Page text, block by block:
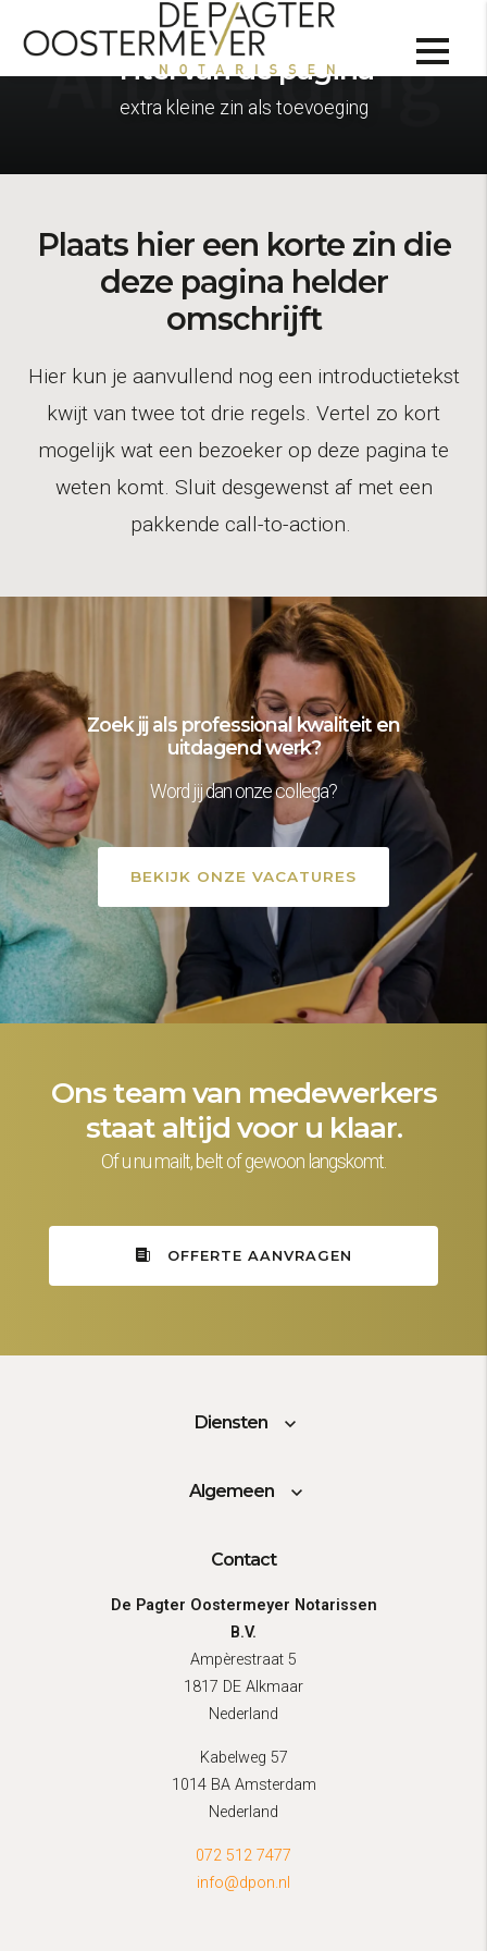
Titel van de pagina
extra kleine zin als toevoeging
Plaats hier een korte zin die
deze pagina helder
omschrijft
Hier kun je aanvullend nog een introductietekst
kwijt van twee tot drie regels. Vertel zo kort
mogelijk wat een bezoeker op deze pagina te
weten komt. Sluit desgewenst af met een
pakkende call-to-action.
Zoek jij als professional kwaliteit en
uitdagend werk?
Word jij dan onze collega?
BEKIJK ONZE VACATURES
Ons team van medewerkers
staat altijd voor u klaar.
Of u nu mailt, belt of gewoon langskomt.
OFFERTE AANVRAGEN
Diensten
Algemeen
Contact
De Pagter Oostermeyer Notarissen
B.V.
Ampèrestraat 5
1817 DE Alkmaar
Nederland
Kabelweg 57
1014 BA Amsterdam
Nederland
072 512 7477
info@dpon.nl